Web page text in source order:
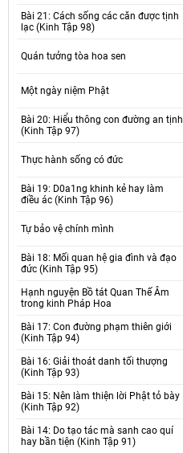
Bài 21: Cách sống các căn được tịnh
lạc (Kinh Tập 98)
Quán tưởng tòa hoa sen
Một ngày niệm Phật
Bài 20: Hiểu thông con đường an tịnh
(Kinh Tập 97)
Thực hành sống có đức
Bài 19: D0a1ng khinh kẻ hay làm
điều ác (Kinh Tập 96)
Tự bảo vệ chính mình
Bài 18: Mối quan hệ gia đình và đạo
đức (Kinh Tập 95)
Hạnh nguyện Bồ tát Quan Thế Âm
trong kinh Pháp Hoa
Bài 17: Con đường phạm thiên giới
(Kinh Tập 94)
Bài 16: Giải thoát danh tối thượng
(Kinh Tập 93)
Bài 15: Nên làm thiện lời Phật tỏ bày
(Kinh Tập 92)
Bài 14: Do tạo tác mà sanh cao quí
hay bần tiện (Kinh Tập 91)